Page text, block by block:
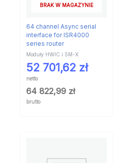
BRAK W MAGAZYNIE
64 channel Async serial
interface for ISR4000
series router
Moduły HWIC i SM-X
52 701,62 zł
netto
64 822,99 zł
brutto